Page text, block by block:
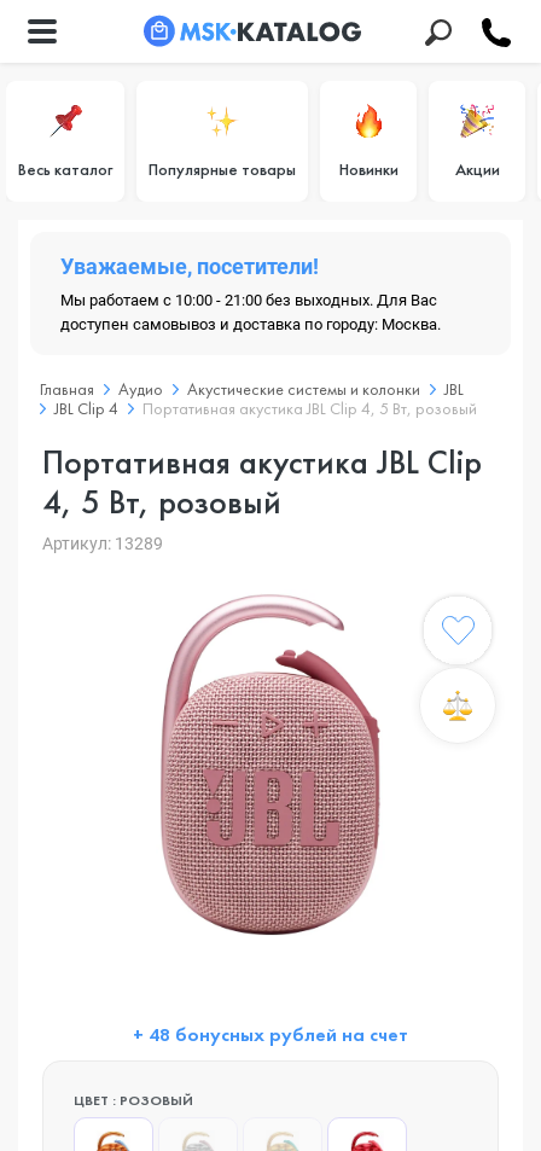
Весь каталог Популярные товары Новинки Акции
Уважаемые, посетители!
Мы работаем с 10:00 - 21:00 без выходных. Для Вас
доступен самовывоз и доставка по городу: Москва.
Главная Аудио Акустические системы и колонки
JBL
JBL Clip 4
Портативная акустика JBL Clip 4, 5 Вт, розовый
Портативная акустика JBL Clip
4, 5 Вт, розовый
Артикул: 13289
+ 48 бонусных рублей на счет
ЦВЕТ : РОЗОВЫЙ